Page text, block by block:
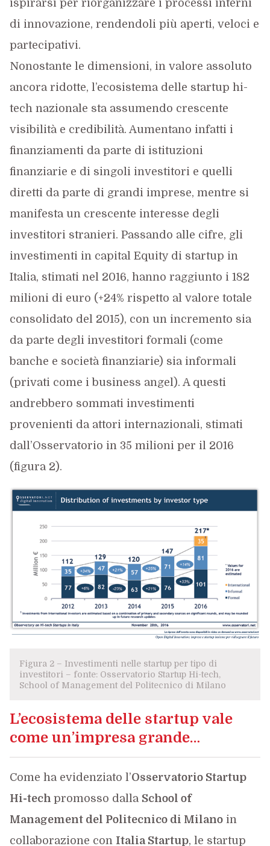
ispirarsi per riorganizzare i processi interni
di innovazione, rendendoli più aperti, veloci e
partecipativi.
Nonostante le dimensioni, in valore assoluto
ancora ridotte, l’ecosistema delle startup hi-
tech nazionale sta assumendo crescente
visibilità e credibilità. Aumentano infatti i
finanziamenti da parte di istituzioni
finanziarie e di singoli investitori e quelli
diretti da parte di grandi imprese, mentre si
manifesta un crescente interesse degli
investitori stranieri. Passando alle cifre, gli
investimenti in capital Equity di startup in
Italia, stimati nel 2016, hanno raggiunto i 182
milioni di euro (+24% rispetto al valore totale
consolidato del 2015), con un incremento sia
da parte degli investitori formali (come
banche e società finanziarie) sia informali
(privati come i business angel). A questi
andrebbero sommati investimenti
provenienti da attori internazionali, stimati
dall’Osservatorio in 35 milioni per il 2016
(figura 2).
Figura 2 – Investimenti nelle startup per tipo di
investitori – fonte: Osservatorio Startup Hi-tech,
School of Management del Politecnico di Milano
L’ecosistema delle startup vale
come un’impresa grande…
Come ha evidenziato l’Osservatorio Startup
Hi-tech promosso dalla School of
Management del Politecnico di Milanoin
collaborazione con Italia Startup, le startup